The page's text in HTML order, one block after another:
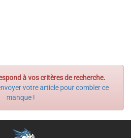
à vos critères de recherche.
votre article pour combler ce
manque !